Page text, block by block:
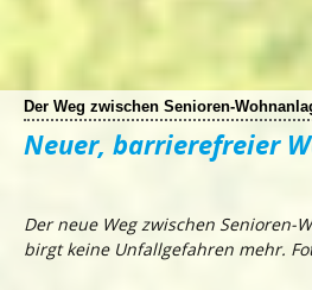
Der Weg zwischen Senioren-
Neuer, barrierefreier
Der neue Weg zwischen Senioren-
birgt keine Unfallgefahren mehr.